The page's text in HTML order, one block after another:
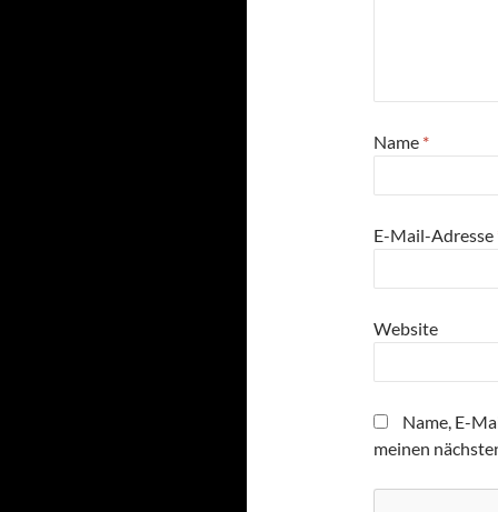
Name *
E-Mail-Adresse
Website
Name, E-
meinen